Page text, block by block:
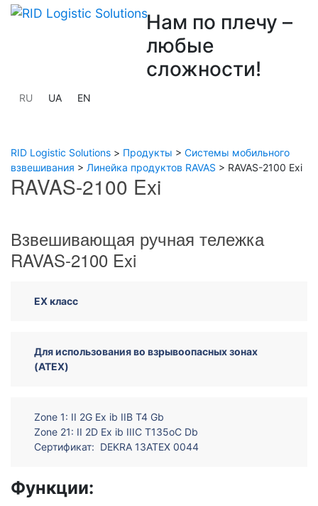
Нам по плечу –
любые
сложности!
RU UA EN
RID Logistic Solutions > Продукты > Системы мобильного
взвешивания > Линейка продуктов RAVAS > RAVAS-2100 Exi
RAVAS-2100 Exi
Взвешивающая ручная тележка
RAVAS-2100 Exi
EX класс
Для использования во взрывоопасных зонах
(ATEX)
Zone 1: II 2G Ex ib IIB T4 Gb
Zone 21: II 2D Ex ib IIIC T135оC Db
Сертификат: DEKRA 13ATEX 0044
Функции: